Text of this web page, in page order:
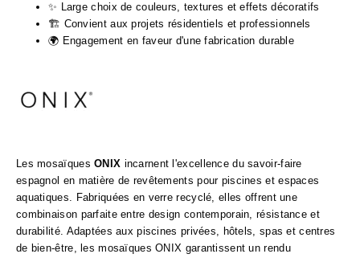
✨ Large choix de couleurs, textures et effets décoratifs
🏗️ Convient aux projets résidentiels et professionnels
🌍 Engagement en faveur d'une fabrication durable
Les mosaïquesONIX incarnent l'excellence du savoir-faire
espagnol en matière de revêtements pour piscines et espaces
aquatiques. Fabriquées en verre recyclé, elles offrent une
combinaison parfaite entre design contemporain, résistance et
durabilité. Adaptées aux piscines privées, hôtels, spas et centres
de bien-être, les mosaïques ONIX garantissent un rendu